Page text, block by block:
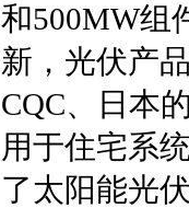
和500MW组
新，光伏产
CQC、日本
用于住宅系
了太阳能光